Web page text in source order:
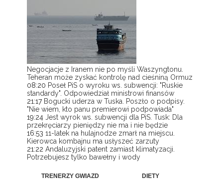
Negocjacje z Iranem nie po myśli Waszyngtonu.
Teheran może zyskać kontrolę nad cieśniną Ormuz
08:20 Poseł PiS o wyroku ws. subwencji: "Ruskie
standardy". Odpowiedział ministrowi finansów
21:17 Bogucki uderza w Tuska. Poszło o podpisy.
"Nie wiem, kto panu premierowi podpowiada"
19:24 Jest wyrok ws. subwencji dla PiS. Tusk: Dla
przekręciarzy pieniędzy nie ma i nie będzie
16:53 11-latek na hulajnodze zmarł na miejscu.
Kierowca kombajnu ma usłyszeć zarzuty
21:22 Andaluzyjski patent zamiast klimatyzacji.
Potrzebujesz tylko bawełny i wody
TRENERZY GWIAZD DIETY